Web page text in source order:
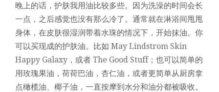
晚上的话，护肤我用油比较多些。因为洗澡的时间会长
一点，之后感觉也没有那么冷了。通常就在淋浴间甩甩
身体，在皮肤很湿润带着水珠的情况下，开始抹油。你
可以买现成的护肤油。比如May Lindstrom Skin
Happy Galaxy ，或者The Good Stuff；也可以简单的
用玫瑰果油，荷荷巴油，杏仁油，或者更简单从厨房拿
点橄榄油、椰子油，一直按摩到水分和油分都被吸收。